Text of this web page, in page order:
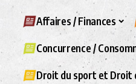
Affaires / Finances
Concurrence /
Droit du sport et Droit